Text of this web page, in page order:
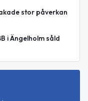
stor påverkan
i Ängelholm såld